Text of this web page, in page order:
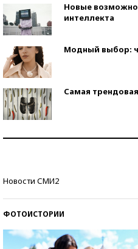
Новые
интеллекта
Модный выбор:
Самая
Новости СМИ2
ФОТОИСТОРИИ